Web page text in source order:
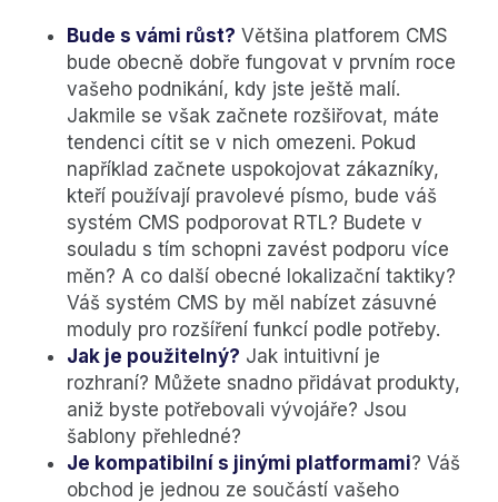
Bude s vámi růst? Většina platforem CMS
bude obecně dobře fungovat v prvním roce
vašeho podnikání, kdy jste ještě malí.
Jakmile se však začnete rozšiřovat, máte
tendenci cítit se v nich omezeni. Pokud
například začnete uspokojovat zákazníky,
kteří používají pravolevé písmo, bude váš
systém CMS podporovat RTL? Budete v
souladu s tím schopni zavést podporu více
měn? A co další obecné lokalizační taktiky?
Váš systém CMS by měl nabízet zásuvné
moduly pro rozšíření funkcí podle potřeby.
Jak je použitelný? Jak intuitivní je
rozhraní? Můžete snadno přidávat produkty,
aniž byste potřebovali vývojáře? Jsou
šablony přehledné?
Je kompatibilní s jinými platformami? Váš
obchod je jednou ze součástí vašeho